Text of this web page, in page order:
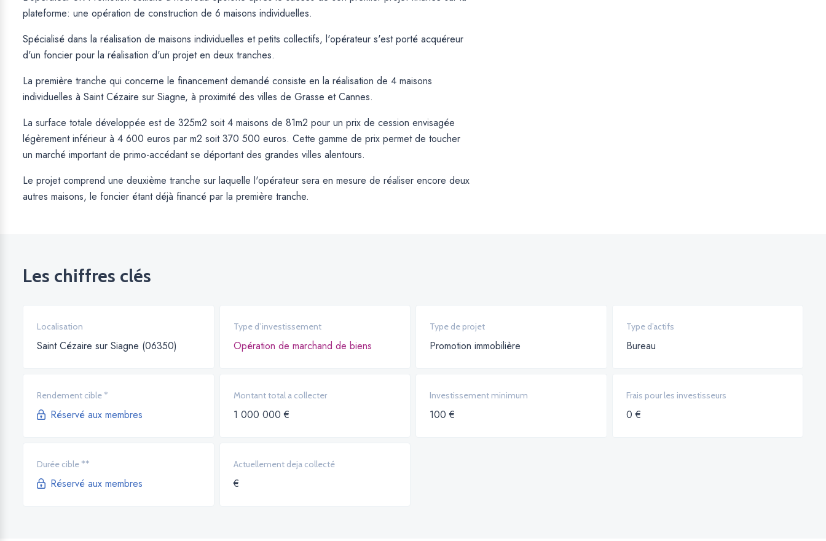
plateforme: une opération de construction de 6 maisons individuelles.
Spécialisé dans la réalisation de maisons individuelles et petits collectifs, l'opérateur s'est porté acquéreur
d'un foncier pour la réalisation d'un projet en deux tranches.
La première tranche qui concerne le financement demandé consiste en la réalisation de 4 maisons
individuelles à Saint Cézaire sur Siagne, à proximité des villes de Grasse et Cannes.
La surface totale développée est de 325m2 soit 4 maisons de 81m2 pour un prix de cession envisagée
légèrement inférieur à 4 600 euros par m2 soit 370 500 euros. Cette gamme de prix permet de toucher
un marché important de primo-accédant se déportant des grandes villes alentours.
Le projet comprend une deuxième tranche sur laquelle l'opérateur sera en mesure de réaliser encore deux
autres maisons, le foncier étant déjà financé par la première tranche.
Les chiffres clés
Localisation
Saint Cézaire sur Siagne (06350)
Type d’investissement
Opération de marchand de biens
Type de projet
Promotion immobilière
Type d’actifs
Bureau
Rendement cible *
Réservé aux membres
Montant total a collecter
1 000 000 €
Investissement minimum
100 €
Frais pour les investisseurs
0 €
Durée cible **
Réservé aux membres
Actuellement deja collecté
€